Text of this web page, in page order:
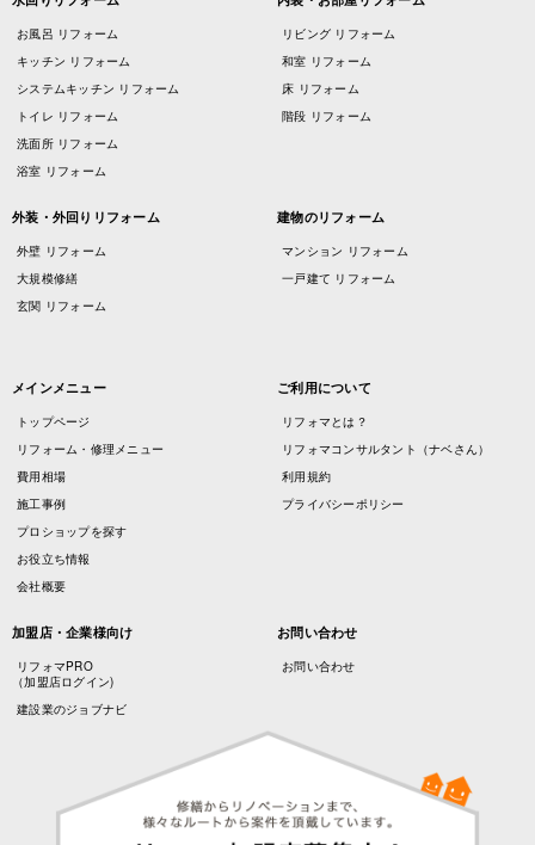
お風呂 リフォーム
キッチン リフォーム
システムキッチン リフォーム
トイレ リフォーム
洗面所 リフォーム
浴室 リフォーム
リビング リフォーム
和室 リフォーム
床 リフォーム
階段 リフォーム
外装・外回りリフォーム
外壁 リフォーム
大規模修繕
玄関 リフォーム
建物のリフォーム
マンション リフォーム
一戸建て リフォーム
メインメニュー
トップページ
リフォーム・修理メニュー
費用相場
施工事例
プロショップを探す
お役立ち情報
会社概要
ご利用について
リフォマとは？
リフォマコンサルタント（ナベさん）
利用規約
プライバシーポリシー
加盟店・企業様向け
リフォマPRO
（加盟店ログイン)
建設業のジョブナビ
お問い合わせ
お問い合わせ